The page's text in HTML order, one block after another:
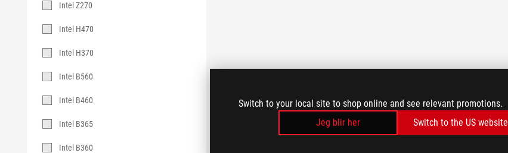
Switch to your local site to shop online and see relevant promotions.
Jeg blir her
Switch to the US website
Intel Z270
Intel H470
Intel H370
Intel B560
Intel B460
Intel B365
Intel B360